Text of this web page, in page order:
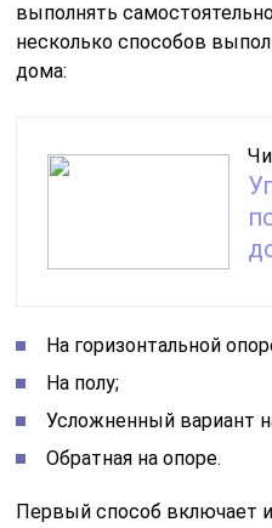
выполнять
несколько способов
дома:
На горизонтальной
На полу;
Усложненный вариант
Обратная на опоре.
Первый способ включает